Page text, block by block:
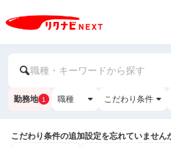
職種・キーワードから探す
勤務地 1 職種 こだわり条件
こだわり条件の追加設定を忘れていません